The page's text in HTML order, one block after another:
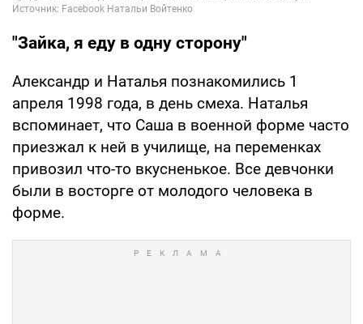
"Зайка, я еду в одну сторону"
Александр и Наталья познакомились 1
апреля 1998 года, в день смеха. Наталья
вспоминает, что Саша в военной форме часто
приезжал к ней в училище, на переменках
привозил что-то вкусненькое. Все девчонки
были в восторге от молодого человека в
форме.